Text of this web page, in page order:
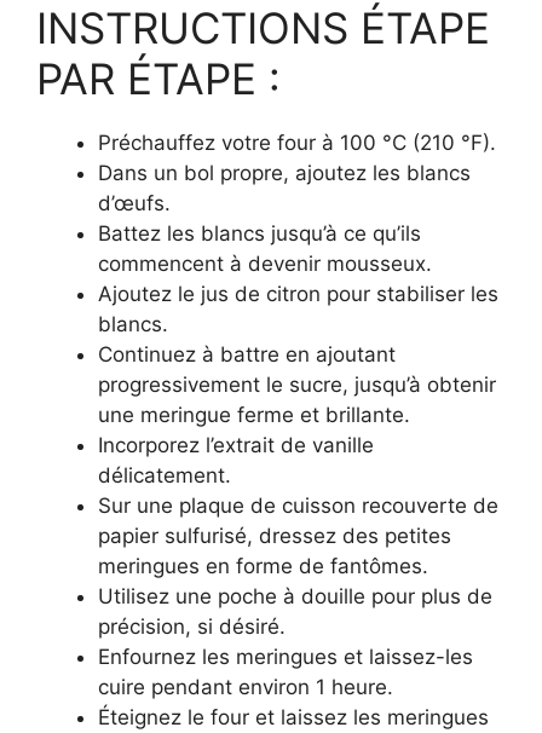
INSTRUCTIONS ÉTAPE
PAR ÉTAPE :
Préchauffez votre four à 100 °C (210 °F).
Dans un bol propre, ajoutez les blancs
d’œufs.
Battez les blancs jusqu’à ce qu’ils
commencent à devenir mousseux.
Ajoutez le jus de citron pour stabiliser les
blancs.
Continuez à battre en ajoutant
progressivement le sucre, jusqu’à obtenir
une meringue ferme et brillante.
Incorporez l’extrait de vanille
délicatement.
Sur une plaque de cuisson recouverte de
papier sulfurisé, dressez des petites
meringues en forme de fantômes.
Utilisez une poche à douille pour plus de
précision, si désiré.
Enfournez les meringues et laissez-les
cuire pendant environ 1 heure.
Éteignez le four et laissez les meringues